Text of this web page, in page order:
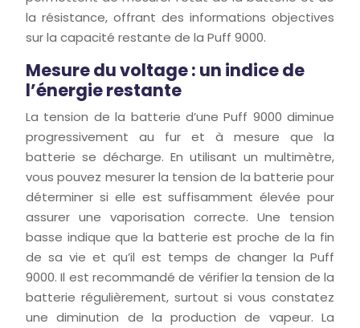
la résistance, offrant des informations objectives
sur la capacité restante de la Puff 9000.
Mesure du voltage : un indice de
l’énergie restante
La tension de la batterie d’une Puff 9000 diminue
progressivement au fur et à mesure que la
batterie se décharge. En utilisant un multimètre,
vous pouvez mesurer la tension de la batterie pour
déterminer si elle est suffisamment élevée pour
assurer une vaporisation correcte. Une tension
basse indique que la batterie est proche de la fin
de sa vie et qu’il est temps de changer la Puff
9000. Il est recommandé de vérifier la tension de la
batterie régulièrement, surtout si vous constatez
une diminution de la production de vapeur. La